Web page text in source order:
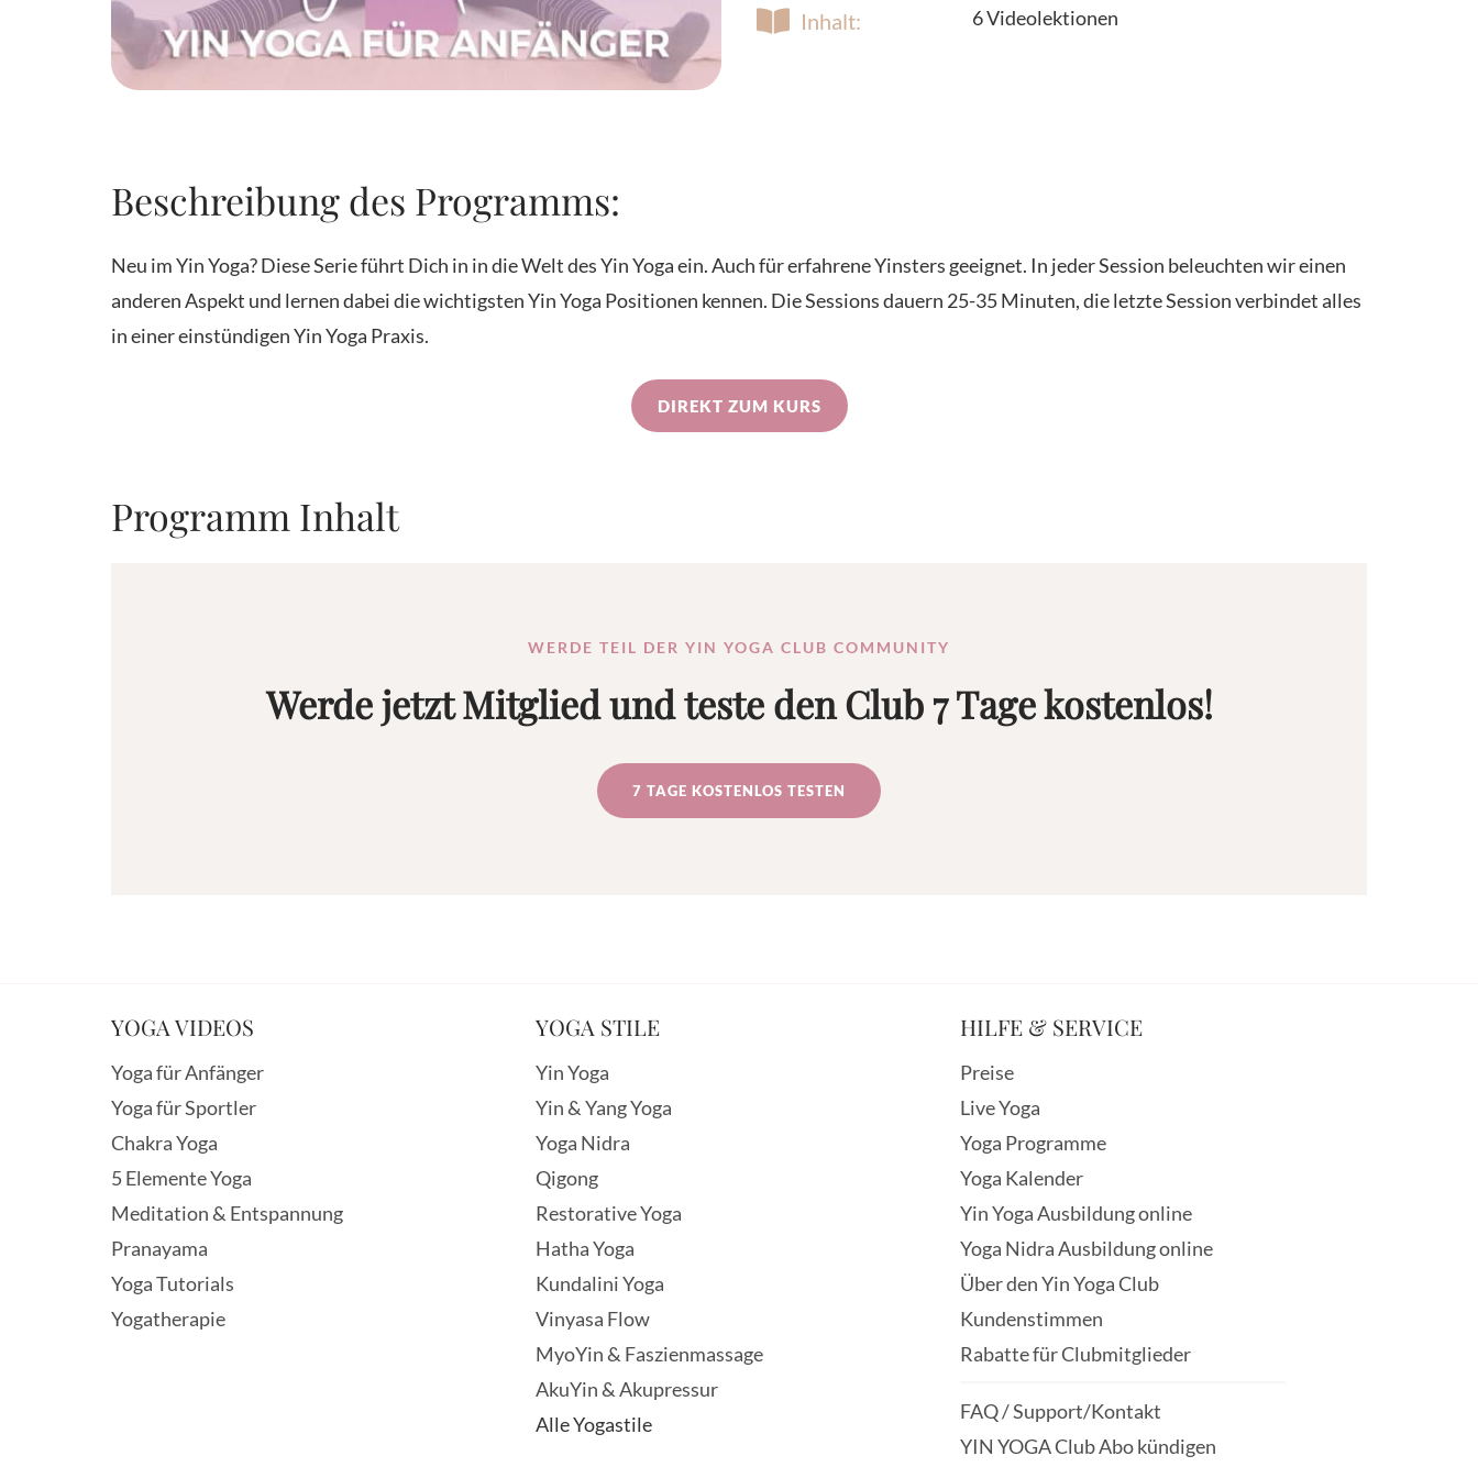
Inhalt: 6 Videolektionen
Beschreibung des Programms:
Neu im Yin Yoga? Diese Serie führt Dich in in die Welt des Yin Yoga ein. Auch für erfahrene Yinsters geeignet. In jeder Session beleuchten wir einen
anderen Aspekt und lernen dabei die wichtigsten Yin Yoga Positionen kennen. Die Sessions dauern 25-35 Minuten, die letzte Session verbindet alles
in einer einstündigen Yin Yoga Praxis.
DIREKT ZUM KURS
Programm Inhalt
WERDE TEIL DER YIN YOGA CLUB COMMUNITY
Werde jetzt Mitglied und teste den Club 7 Tage kostenlos!
7 TAGE KOSTENLOS TESTEN
YOGA VIDEOS
Yoga für Anfänger
Yoga für Sportler
Chakra Yoga
5 Elemente Yoga
Meditation & Entspannung
Pranayama
Yoga Tutorials
Yogatherapie
YOGA STILE
Yin Yoga
Yin & Yang Yoga
Yoga Nidra
Qigong
Restorative Yoga
Hatha Yoga
Kundalini Yoga
Vinyasa Flow
MyoYin & Faszienmassage
AkuYin & Akupressur
Alle Yogastile
HILFE & SERVICE
Preise
Live Yoga
Yoga Programme
Yoga Kalender
Yin Yoga Ausbildung online
Yoga Nidra Ausbildung online
Über den Yin Yoga Club
Kundenstimmen
Rabatte für Clubmitglieder
FAQ / Support/Kontakt
YIN YOGA Club Abo kündigen